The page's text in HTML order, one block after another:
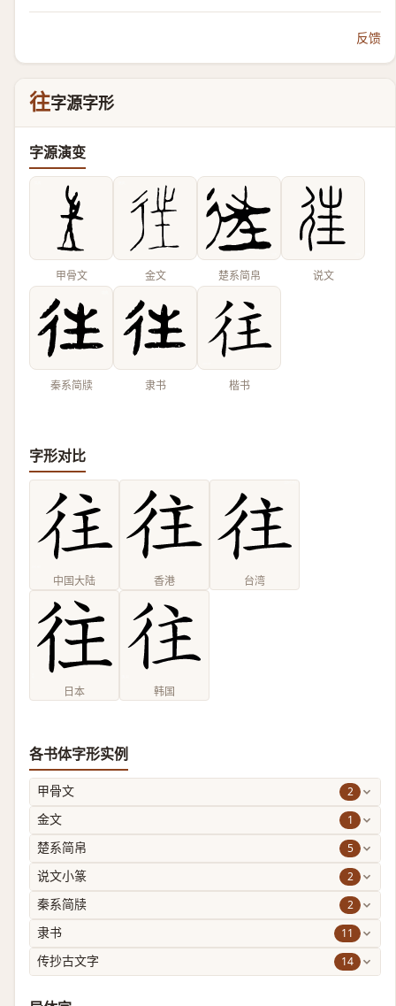
反馈
往字源字形
字源演变
甲骨文 金文 楚系简帛 说文
秦系简牍 隶书 楷书
字形对比
中国大陆 香港 台湾
日本 韩国
各书体字形实例
甲骨文 2
金文 1
楚系简帛 5
说文小篆 2
秦系简牍 2
隶书 11
传抄古文字 14